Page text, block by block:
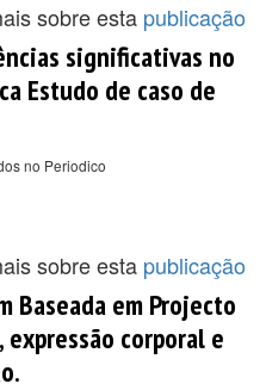
sobre esta publicação
significativas no
Estudo de caso de
no Periodico
sobre esta publicação
Baseada em Projecto
corporal e